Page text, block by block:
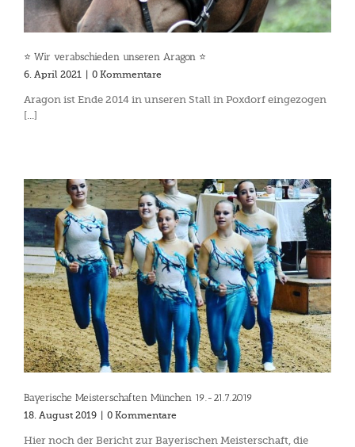
⭐️ Wir verabschieden unseren Aragon ⭐️
6. April 2021 0 Kommentare
Aragon ist Ende 2014 in unseren Stall in Poxdorf eingezogen
[...]
Bayerische Meisterschaften München 19.-21.7.2019
18. August 2019 | 0 Kommentare
Hier noch der Bericht zur Bayerischen Meisterschaft, die